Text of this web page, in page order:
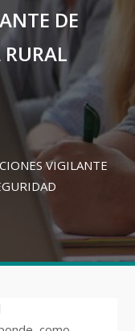
DE
VIGILANTE